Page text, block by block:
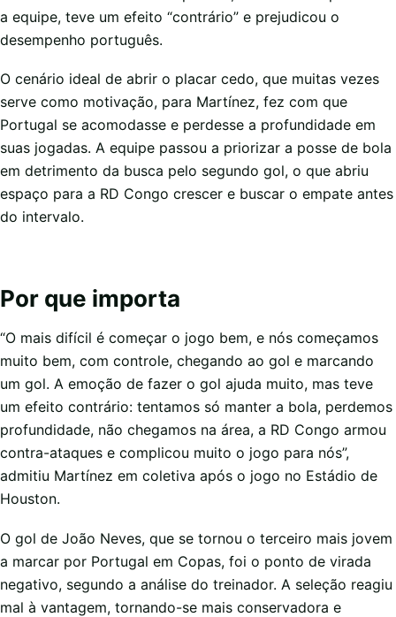
a equipe, teve um efeito “contrário” e prejudicou o
desempenho português.
O cenário ideal de abrir o placar cedo, que muitas vezes
serve como motivação, para Martínez, fez com que
Portugal se acomodasse e perdesse a profundidade em
suas jogadas. A equipe passou a priorizar a posse de bola
em detrimento da busca pelo segundo gol, o que abriu
espaço para a RD Congo crescer e buscar o empate antes
do intervalo.
Por que importa
“O mais difícil é começar o jogo bem, e nós começamos
muito bem, com controle, chegando ao gol e marcando
um gol. A emoção de fazer o gol ajuda muito, mas teve
um efeito contrário: tentamos só manter a bola, perdemos
profundidade, não chegamos na área, a RD Congo armou
contra-ataques e complicou muito o jogo para nós”,
admitiu Martínez em coletiva após o jogo no Estádio de
Houston.
O gol de João Neves, que se tornou o terceiro mais jovem
a marcar por Portugal em Copas, foi o ponto de virada
negativo, segundo a análise do treinador. A seleção reagiu
mal à vantagem, tornando-se mais conservadora e